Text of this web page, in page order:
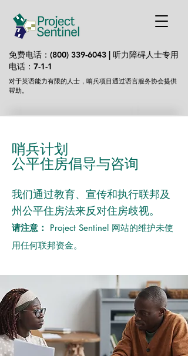
免费电话：(800) 339-6043 | 听力障碍人士专用
电话：7-1-1
对于英语能力有限的人士，哨兵项目通过语言服务协会提供
帮助。
哨兵计划
公平住房倡导与咨询
我们通过教育、宣传和执行联邦及
州公平住房法来反对住房歧视。
请注意：
Project Sentinel 网站的维护未使
用任何联邦资金。